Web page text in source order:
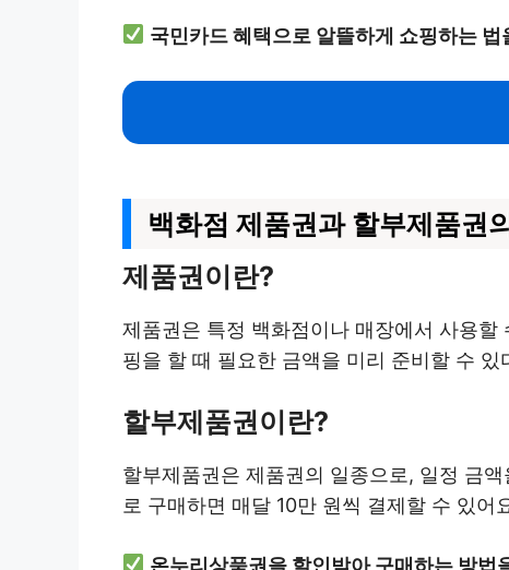
국민카드 혜택으로 알뜰하게 쇼핑하는 법
백화점 제품권과 할부제품권
제품권이란?
제품권은 특정 백화점이나 매장에서 사용
핑을 할 때 필요한 금액을 미리 준비할 수 있
할부제품권이란?
할부제품권은 제품권의 일종으로, 일정 금
로 구매하면 매달 10만 원씩 결제할 수 있
온누리상품권을 할인받아 구매하는 방법